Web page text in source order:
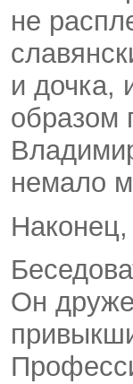
не
и дочка,
образом
немало
Он